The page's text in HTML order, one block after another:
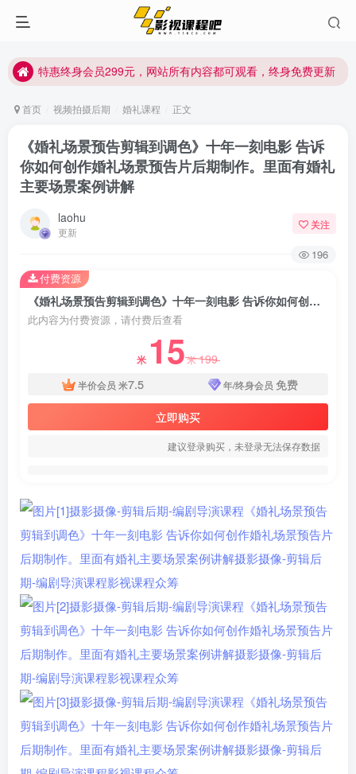
特惠终身会员299元，网站所有内容都可观看，终身免费更新
特惠终身会员299元，网站所有内容都可观看，终身免费更新
首页 视频拍摄后期 婚礼课程 正文
《婚礼场景预告剪辑到调色》十年一刻电影 ​告诉
你如何创作婚礼场景预告片后期制作。里面有婚礼
主要场景案例讲解
laohu
更新
关注
196
《婚礼场景预告剪辑到调色》十年一刻电影 ​告诉你如何创作婚礼场景预告片后期制作。里面有婚礼主要场景案例讲解
此内容为付费资源，请付费后查看
米 15米199
半价会员 米7.5 年/终身会员 免费
立即购买
建议登录购买，未登录无法保存数据
付费资源